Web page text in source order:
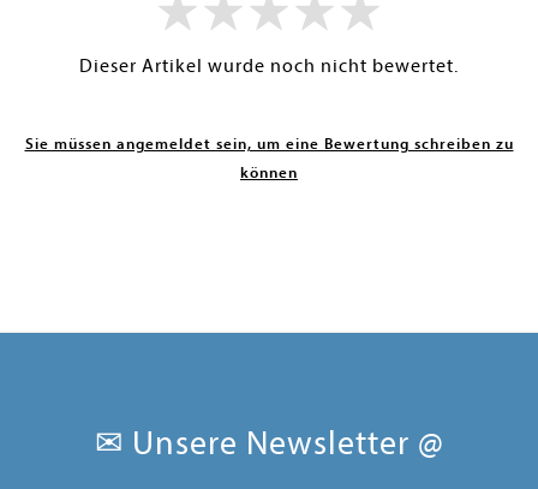
Dieser Artikel wurde noch nicht bewertet.
Sie müssen angemeldet sein, um eine Bewertung schreiben zu
können
✉ Unsere Newsletter @